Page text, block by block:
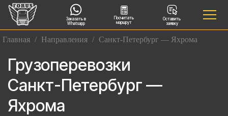
Заказать в
Whatsapp
Посчитать
маршрут
Оставить
заявку
Главная / Направления / Санкт-Петербург — Яхрома
Грузоперевозки
Санкт-Петербург —
Яхрома